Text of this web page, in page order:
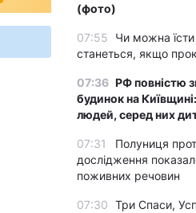
(фото)
07:55
Чи можна
станеться, якщо
07:36 РФ повністю
будинок на
людей, серед них
07:31
Полуниця
дослідження
поживних речовин
07:30 Три Спаси,